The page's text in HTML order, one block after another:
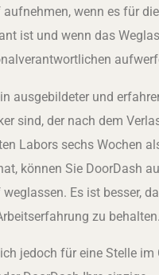
aufnehmen, wenn es für
ist und wenn das
ausgebildeter und
sind, der nach dem
Labors sechs Wochen
können Sie DoorDash
Es ist besser,
zu behalten.
jedoch für eine Stelle im